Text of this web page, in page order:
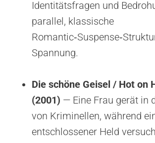
Identitätsfragen und
parallel, klassische
Spannung.
Die schöne Geisel / Hot on
(2001) — Eine Frau gerät in
von Kriminellen, während
entschlossener Held